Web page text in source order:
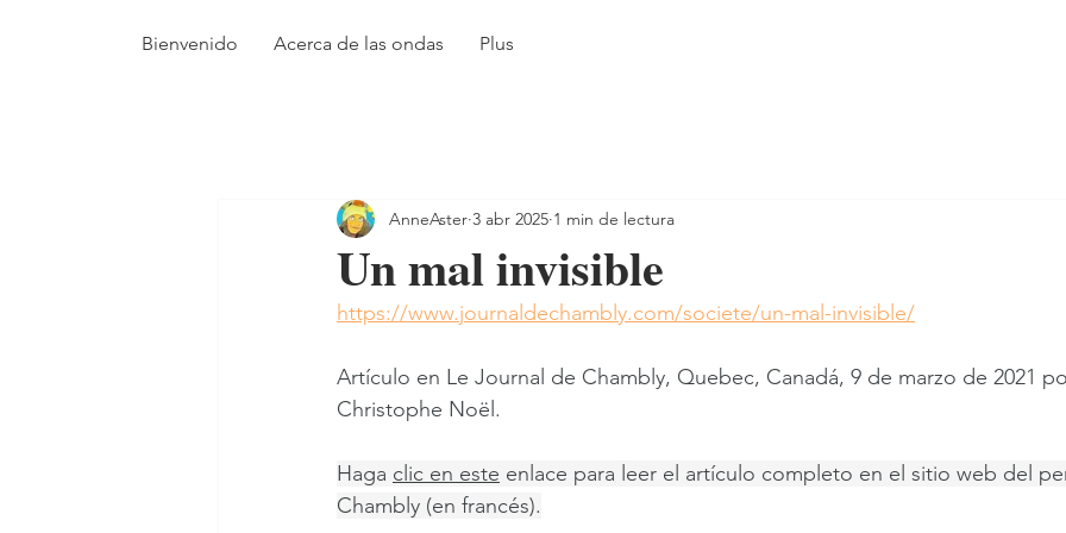
Bienvenido Acerca de las ondas Plus
Un mal invisible
AnneAster 3 abr 2025 1 min de lectura
https://www.journaldechambly.com/societe/un-mal-invisible/
Artículo en Le Journal de Chambly, Quebec, Canadá, 9 de marzo de 2021
Christophe Noël.
Haga clic en este enlace para leer el artículo completo en el sitio web del
Chambly (en francés).